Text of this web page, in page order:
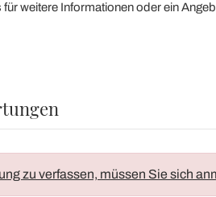
für weitere Informationen oder ein
zu verfassen, müssen Sie sich